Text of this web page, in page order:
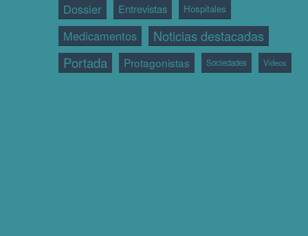
Dossier Entrevistas Hospitales
Medicamentos
Noticias destacadas
Portada
Protagonistas Sociedades Vídeos